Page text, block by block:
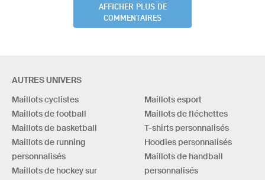
AFFICHER PLUS DE
COMMENTAIRES
AUTRES UNIVERS
Maillots cyclistes
Maillots de football
Maillots de basketball
Maillots de running
personnalisés
Maillots de hockey sur
Maillots esport
Maillots de fléchettes
T-shirts personnalisés
Hoodies personnalisés
Maillots de handball
personnalisés